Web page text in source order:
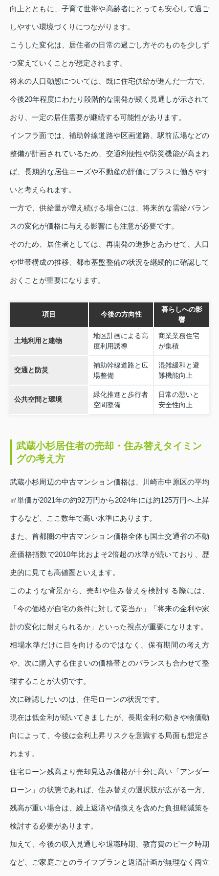
向上とともに、子育て世帯や高齢者にとっても安心して過ご
しやすい環境づくりにつながります。
こうした変化は、居住者の日常の過ごし方そのものを少しず
つ変えていくことが想定されます。
将来の人口動態については、既に住宅供給が進んだ一方で、
今後20年程度にわたり段階的な開発が続く見通しが示されて
おり、一定の居住需要が継続する可能性があります。
インフラ面では、補助幹線道路や区画道路、駅前広場などの
整備が計画されているため、交通利便性や防災機能が高まれ
ば、長期的な居住ニーズや不動産の評価にプラスに働きやす
いと考えられます。
一方で、供給量が増え続ける場合には、将来的な需給バラン
スの変化が価格に与える影響にも注意が必要です。
そのため、居住者としては、再開発の進捗とあわせて、人口
や世帯構成の推移、都市基盤整備の状況を継続的に確認して
おくことが重要になります。
項目 今後の方向性
暮らしへの影
響
土地利用と建物
地区計画による高
度利用誘導
商業業務住宅
が集積
交通と防災
補助幹線道路と広
場整備
混雑緩和と避
難機能向上
公共空間と環境
緑化推進と歩行者
空間整備
日常の憩いと
安全性向上
武蔵小杉居住者の売却・住み替えタイミン
グの考え方
武蔵小杉周辺の中古マンション価格は、川崎市中原区の平均
㎡単価が2021年の約92万円から2024年には約125万円へ上昇
するなど、ここ数年で高い水準にあります。
また、首都圏の中古マンション価格全体も国土交通省の不動
産価格指数で2010年比およそ2倍超の水準が続いており、歴
史的に見ても高値圏といえます。
このような背景から、売却や住み替えを検討する際には、
「今の価格が自宅の条件に対して妥当か」「将来の金利や家
計の変化に耐えられるか」といった視点が重要になります。
相場水準だけに目を向けるのではなく、保有期間の考え方
や、次に購入する住まいの価格帯とのバランスも合わせて整
理することが大切です。
次に確認したいのは、住宅ローンの状況です。
現在は低金利が続いてきましたが、長期金利の動きや物価動
向によって、今後は金利上昇リスクを意識する局面も想定さ
れます。
住宅ローン残高より売却見込み価格が十分に高い「アンダー
ローン」の状態であれば、住み替えの選択肢が広がる一方、
残高が重い場合は、繰上返済や借換えを含めた負担軽減策を
検討する必要があります。
加えて、今後の収入見通しや退職時期、教育費のピーク時期
など、ご家庭ごとのライフプランと返済計画が無理なく両立